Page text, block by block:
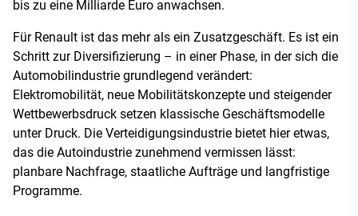
bis zu eine Milliarde Euro anwachsen.
Für Renault ist das mehr als ein Zusatzgeschäft. Es ist ein
Schritt zur Diversifizierung – in einer Phase, in der sich die
Automobilindustrie grundlegend verändert:
Elektromobilität, neue Mobilitätskonzepte und steigender
Wettbewerbsdruck setzen klassische Geschäftsmodelle
unter Druck. Die Verteidigungsindustrie bietet hier etwas,
das die Autoindustrie zunehmend vermissen lässt:
planbare Nachfrage, staatliche Aufträge und langfristige
Programme.